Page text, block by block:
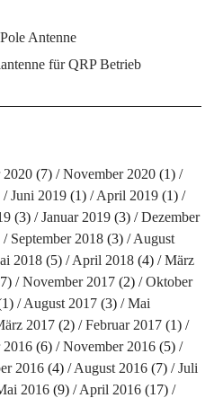
Antenne
für QRP Betrieb
2020(7) November 2020(1)
Juni 2019(1) April 2019(1)
(3) Januar 2019(3)
Dezember
September 2018(3)
August
2018(5) April 2018(4)
März
November 2017(2)
Oktober
August 2017(3)
Mai
2017(2) Februar 2017(1)
2016(6) November 2016(5)
2016(4) August 2016(7)
Juli
2016(9) April 2016(17)